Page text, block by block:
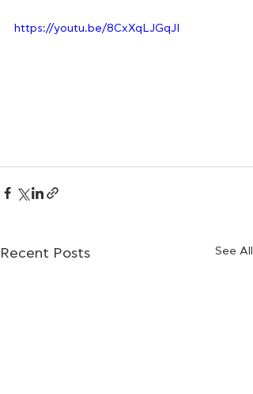
https://youtu.be/8CxXqLJGqJI
Recent Posts See All